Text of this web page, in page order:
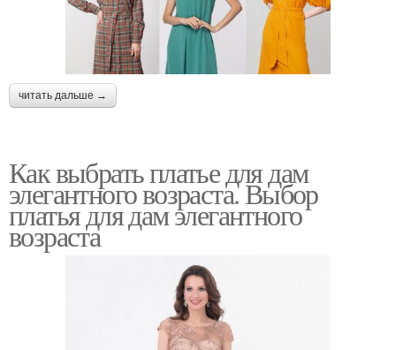
читать дальше →
Как выбрать платье для дам
элегантного возраста. Выбор
платья для дам элегантного
возраста